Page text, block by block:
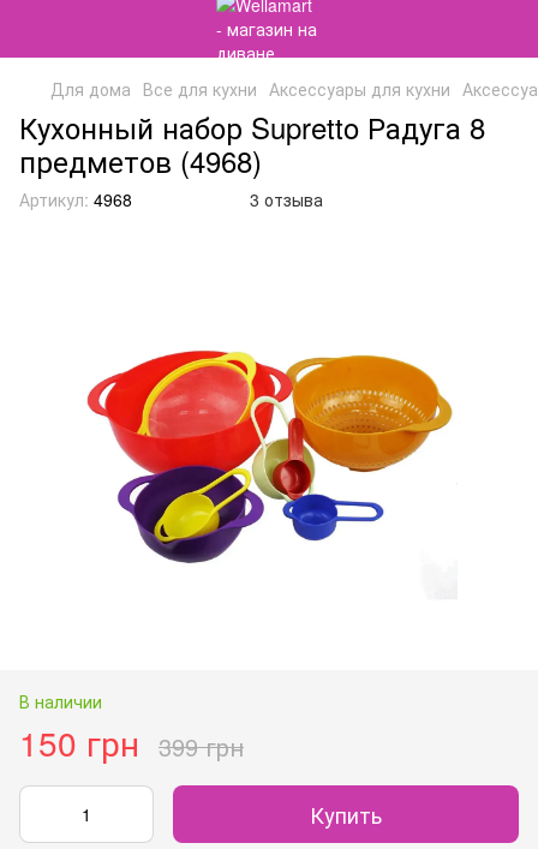
Для дома Все для кухни Аксессуары для кухни
Кухонный набор Supretto Радуга 8
предметов (4968)
Артикул: 4968 3 отзыва
В наличии
150 грн 399 грн
Купить